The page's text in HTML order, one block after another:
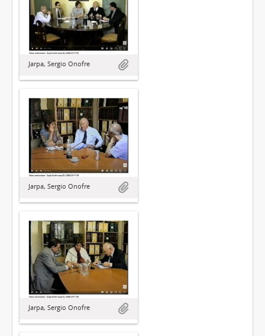
Jarpa, Sergio Onofre
Jarpa, Sergio Onofre
Jarpa, Sergio Onofre